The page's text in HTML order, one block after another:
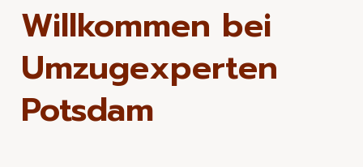
Willkommen bei
Umzugexperten
Potsdam